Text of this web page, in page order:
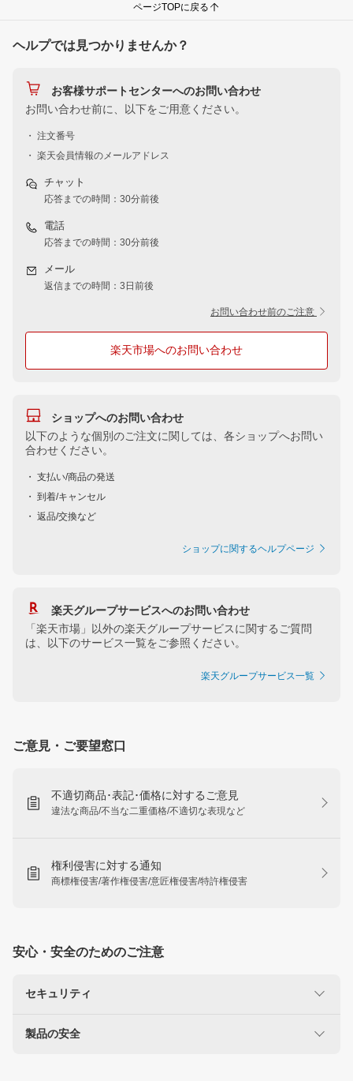
ページTOPに戻る
ヘルプでは見つかりませんか？
お客様サポートセンターへのお問い合わせ
お問い合わせ前に、以下をご用意ください。
・ 注文番号
・ 楽天会員情報のメールアドレス
チャット
応答までの時間：30分前後
電話
応答までの時間：30分前後
メール
返信までの時間：3日前後
お問い合わせ前のご注意
楽天市場へのお問い合わせ
ショップへのお問い合わせ
以下のような個別のご注文に関しては、各ショップへお問い
合わせください。
・ 支払い/商品の発送
・ 到着/キャンセル
・ 返品/交換など
ショップに関するヘルプページ
楽天グループサービスへのお問い合わせ
「楽天市場」以外の楽天グループサービスに関するご質問
は、以下のサービス一覧をご参照ください。
楽天グループサービス一覧
ご意見・ご要望窓口
不適切商品･表記･価格に対するご意見
違法な商品/不当な二重価格/不適切な表現など
権利侵害に対する通知
商標権侵害/著作権侵害/意匠権侵害/特許権侵害
安心・安全のためのご注意
セキュリティ
楽天を装った不正にご注意ください
製品の安全